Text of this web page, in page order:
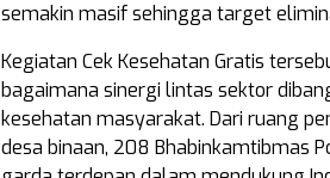
semakin masif sehingga target
Kegiatan Cek Kesehatan Gratis
bagaimana sinergi lintas sektor
kesehatan masyarakat. Dari ruang
desa binaan, 208 Bhabinkamtibmas